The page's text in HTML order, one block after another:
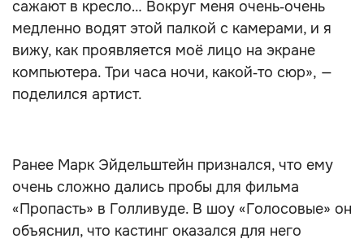
сажают в кресло… Вокруг меня очень‑очень
медленно водят этой палкой с камерами, и я
вижу, как проявляется моё лицо на экране
компьютера. Три часа ночи, какой‑то сюр», —
поделился артист.
Ранее Марк Эйдельштейн признался, что ему
очень сложно дались пробы для фильма
«Пропасть» в Голливуде. В шоу «Голосовые» он
объяснил, что кастинг оказался для него